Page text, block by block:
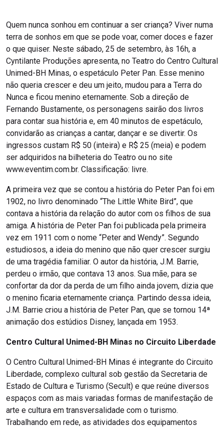
Quem nunca sonhou em continuar a ser criança? Viver numa
terra de sonhos em que se pode voar, comer doces e fazer
o que quiser. Neste sábado, 25 de setembro, às 16h, a
Cyntilante Produções apresenta, no Teatro do Centro Cultural
Unimed-BH Minas, o espetáculo Peter Pan. Esse menino
não queria crescer e deu um jeito, mudou para a Terra do
Nunca e ficou menino eternamente. Sob a direção de
Fernando Bustamente, os personagens sairão dos livros
para contar sua história e, em 40 minutos de espetáculo,
convidarão as crianças a cantar, dançar e se divertir. Os
ingressos custam R$ 50 (inteira) e R$ 25 (meia) e podem
ser adquiridos na bilheteria do Teatro ou no site
www.eventim.com.br. Classificação: livre.
A primeira vez que se contou a história do Peter Pan foi em
1902, no livro denominado “The Little White Bird”, que
contava a história da relação do autor com os filhos de sua
amiga. A história de Peter Pan foi publicada pela primeira
vez em 1911 com o nome “Peter and Wendy”. Segundo
estudiosos, a ideia do menino que não quer crescer surgiu
de uma tragédia familiar. O autor da história, J.M. Barrie,
perdeu o irmão, que contava 13 anos. Sua mãe, para se
confortar da dor da perda de um filho ainda jovem, dizia que
o menino ficaria eternamente criança. Partindo dessa ideia,
J.M. Barrie criou a história de Peter Pan, que se tornou 14ª
animação dos estúdios Disney, lançada em 1953.
Centro Cultural Unimed-BH Minas no Circuito Liberdade
O Centro Cultural Unimed-BH Minas é integrante do Circuito
Liberdade, complexo cultural sob gestão da Secretaria de
Estado de Cultura e Turismo (Secult) e que reúne diversos
espaços com as mais variadas formas de manifestação de
arte e cultura em transversalidade com o turismo.
Trabalhando em rede, as atividades dos equipamentos